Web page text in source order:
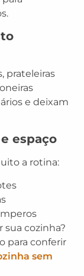
prateleiras
e deixam
espaço
a rotina:
sua cozinha?
para conferir
sem